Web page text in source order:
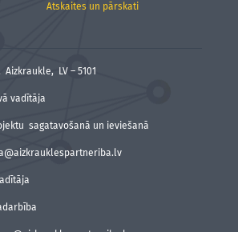
Atskaites un pārskati
LV – 5101
vadītāja
sagatavošanā un ieviešanā